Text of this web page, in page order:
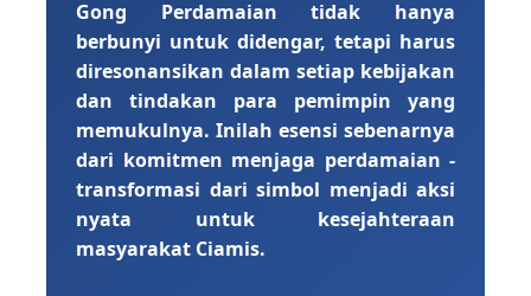
Gong Perdamaian tidak hanya
berbunyi untuk didengar, tetapi harus
diresonansikan dalam setiap kebijakan
dan tindakan para pemimpin yang
memukulnya. Inilah esensi sebenarnya
dari komitmen menjaga perdamaian -
transformasi dari simbol menjadi aksi
nyata untuk kesejahteraan
masyarakat Ciamis.